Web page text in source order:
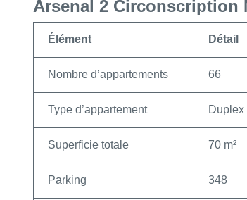
Arsenal 2 Circonscription
Élément Détail
Nombre d’appartements 66
Type d’appartement Duplex
Superficie totale 70 m²
Parking 348